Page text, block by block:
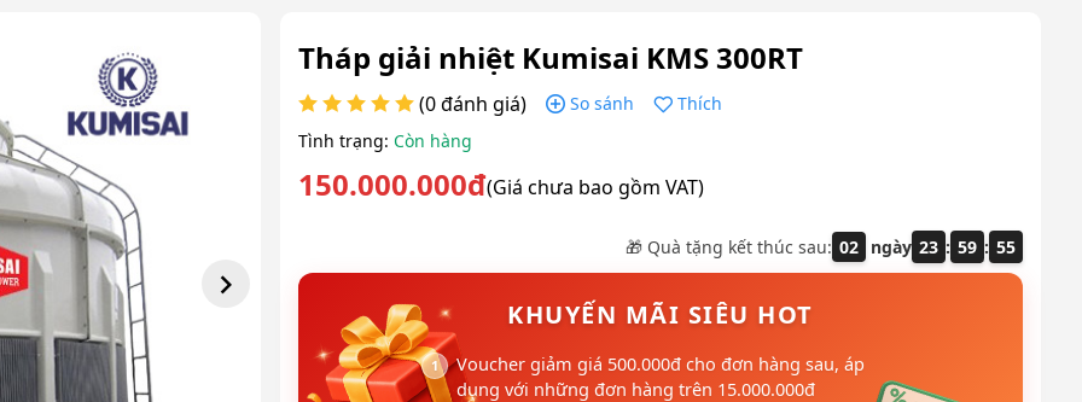
Tháp giải nhiệt Kumisai KMS 300RT
(0 đánh giá) So sánh
Thích
Tình trạng: Còn hàng
150.000.000đ(Giá chưa bao gồm VAT)
🎁 Quà tặng kết thúc sau: 02 ngày 23 : 59 : 54
KHUYẾN MÃI SIÊU HOT
Voucher giảm giá 500.000đ cho đơn hàng sau, áp
dụng với những đơn hàng trên 15.000.000đ